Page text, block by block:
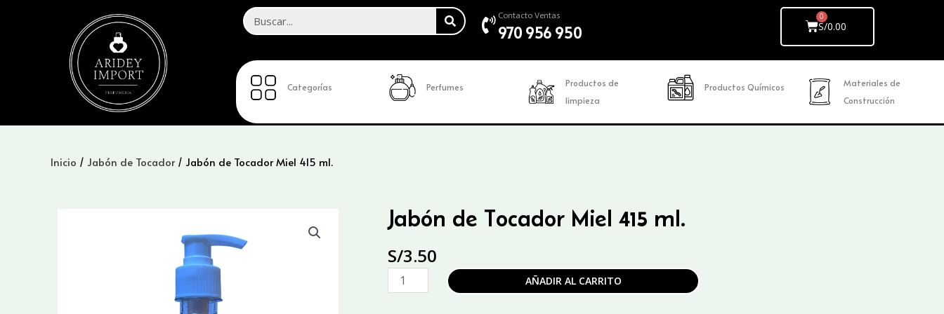
SEARCH Contacto Ventas
970 956 950 S/0.00
Cart
Categorías Perfumes
Productos de
limpieza
Productos Químicos
Materiales de
Construcción
Inicio / Jabón de Tocador/ Jabón de Tocador Miel 415 ml.
Jabón de Tocador Miel 415 ml.
S/3.50
Jabón
de
AÑADIR AL CARRITO